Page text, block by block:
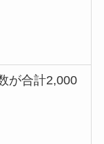
が合計2,000